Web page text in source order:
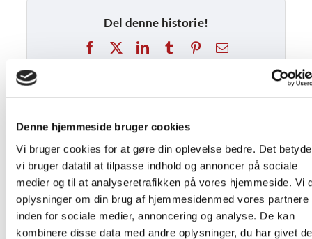
Denne hjemmeside bruger cookies
Vi bruger cookies for at gøre din oplevelse bedre. Det
vi bruger datatil at tilpasse indhold og annoncer på sociale
medier og til at analyseretrafikken på vores hjemmeside. Vi
oplysninger om din brug af hjemmesidenmed vores partnere
inden for sociale medier, annoncering og analyse. De kan
kombinere disse data med andre oplysninger, du har givet
Del denne historie!
Facebook
X LinkedIn
TumblrPinterest
E-
mail
Beslægtede indlæg
Opråb fra Mission East og 14 andre NGO’er:
Klimakrisen handler om tillid
juni 15, 2026